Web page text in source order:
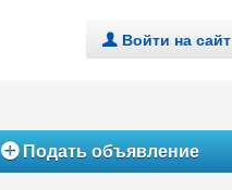
. Войти на сайт
ÁПодать объявление